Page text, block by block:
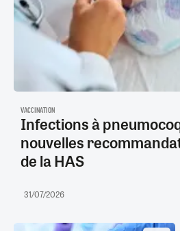
VACCINATION
Infections à
nouvelles
de la HAS
31/07/2026